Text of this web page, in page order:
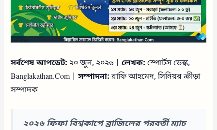
সর্বশেষ আপডেট: ২০ জুন, ২০২৬ |লেখক: স্পোর্টস ডেস্ক,
Banglakathan.Com |সম্পাদনা:রাফি আহমেদ, সিনিয়র ক্রীড়া
সম্পাদক
২০২৬ ফিফা বিশ্বকাপে ব্রাজিলের পরবর্তী ম্যাচ